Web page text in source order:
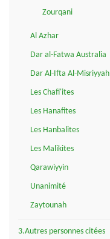
Zourqani
Al Azhar
Dar al-Fatwa Australia
Dar Al-Ifta Al-Misriyyah
Les Chafi'ites
Les Hanafites
Les Hanbalites
Les Malikites
Qarawiyyin
Unanimité
Zaytounah
3.Autres personnes citées